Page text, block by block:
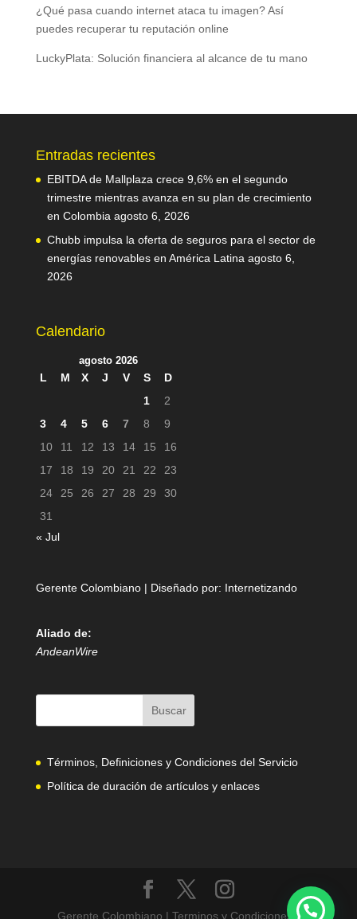
¿Qué pasa cuando internet ataca tu imagen? Así
puedes recuperar tu reputación online
LuckyPlata: Solución financiera al alcance de tu mano
Entradas recientes
EBITDA de Mallplaza crece 9,6% en el segundo
trimestre mientras avanza en su plan de crecimiento
en Colombia agosto 6, 2026
Chubb impulsa la oferta de seguros para el sector de
energías renovables en América Latina agosto 6,
2026
Calendario
agosto 2026
L M X J V S
D
1
2
3
4 5 6 7 8
9
10
11 12 13 14 15
16
17
18 19 20 21 22
23
24
25 26 27 28 29
30
31
« Jul
Gerente Colombiano | Diseñado por: Internetizando
Aliado de:
AndeanWire
Términos, Definiciones y Condiciones del Servicio
Política de duración de artículos y enlaces
Gerente Colombiano | Terminos y Condiciones |